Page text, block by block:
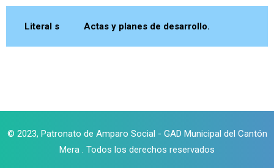
Literal s Actas y planes de desarrollo.
© 2023, Patronato de Amparo Social - GAD Municipal del Cantón
Mera . Todos los derechos reservados